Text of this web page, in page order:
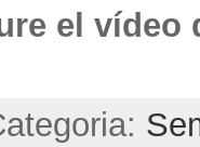
el vídeo